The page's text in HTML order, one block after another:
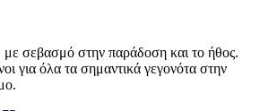
με σεβασμό στην παράδοση και το ήθος.
για όλα τα σημαντικά γεγονότα στην